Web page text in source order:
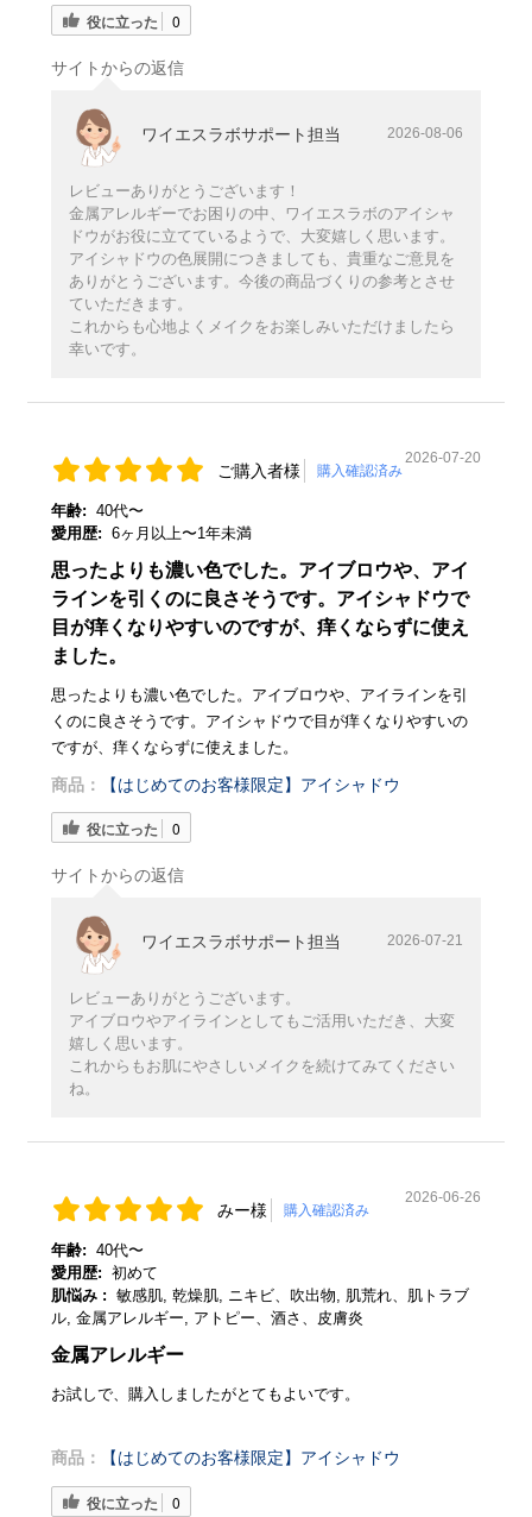
役に立った 0
サイトからの返信
ワイエスラボサポート担当 2026-08-06
レビューありがとうございます！
金属アレルギーでお困りの中、ワイエスラボのアイシャ
ドウがお役に立てているようで、大変嬉しく思います。
アイシャドウの色展開につきましても、貴重なご意見を
ありがとうございます。今後の商品づくりの参考とさせ
ていただきます。
これからも心地よくメイクをお楽しみいただけましたら
幸いです。
ご購入者様 購入確認済み
2026-07-20
年齢: 40代〜
愛用歴: 6ヶ月以上〜1年未満
思ったよりも濃い色でした。アイブロウや、アイ
ラインを引くのに良さそうです。アイシャドウで
目が痒くなりやすいのですが、痒くならずに使え
ました。
思ったよりも濃い色でした。アイブロウや、アイラインを引
くのに良さそうです。アイシャドウで目が痒くなりやすいの
ですが、痒くならずに使えました。
商品： 【はじめてのお客様限定】アイシャドウ
役に立った 0
サイトからの返信
ワイエスラボサポート担当 2026-07-21
レビューありがとうございます。
アイブロウやアイラインとしてもご活用いただき、大変
嬉しく思います。
これからもお肌にやさしいメイクを続けてみてください
ね。
みー様 購入確認済み
2026-06-26
年齢: 40代〜
愛用歴: 初めて
肌悩み : 敏感肌, 乾燥肌, ニキビ、吹出物, 肌荒れ、肌トラブ
ル, 金属アレルギー, アトピー、酒さ、皮膚炎
金属アレルギー
お試しで、購入しましたがとてもよいです。
商品： 【はじめてのお客様限定】アイシャドウ
役に立った 0